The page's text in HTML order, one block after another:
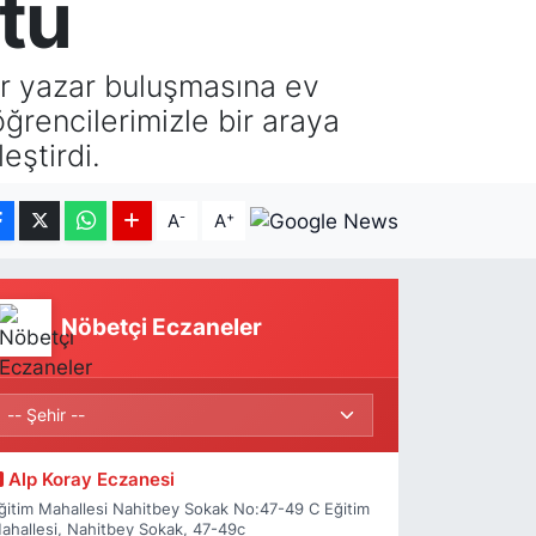
yazar buluşmasına ev
bir araya
A- A+
Nöbetçi Eczaneler
Alp Koray Eczanesi
Mahallesi Nahitbey Sokak No:47-49 C Eğitim
Nahitbey Sokak, 47-49c